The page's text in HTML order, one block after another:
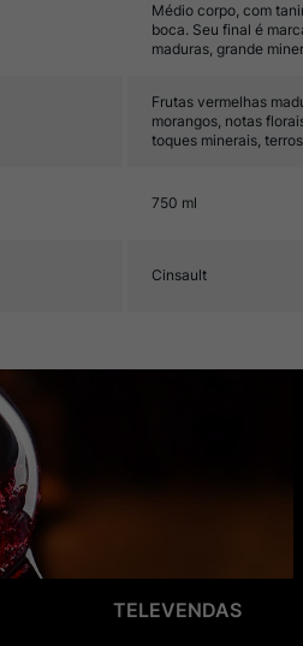
Médio corpo, com
boca. Seu final é
maduras, grande
Frutas vermelhas
morangos, notas
toques minerais,
750 ml
Cinsault
TELEVENDAS